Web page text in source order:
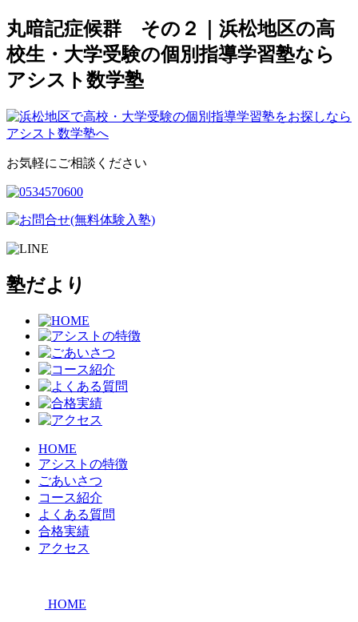
丸暗記症候群 その２｜浜松地区の高
校生・大学受験の個別指導学習塾なら
アシスト数学塾
お気軽にご相談ください
塾だより
HOME
アシストの特徴
ごあいさつ
コース紹介
よくある質問
合格実績
アクセス
HOME